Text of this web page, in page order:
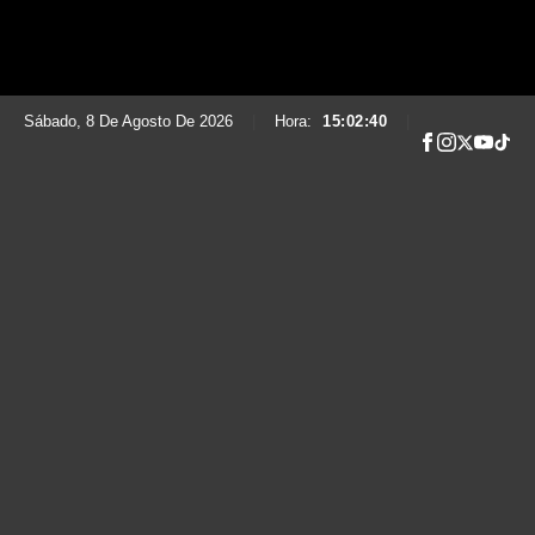
Sábado, 8 De Agosto De 2026 Hora: 15:02:41